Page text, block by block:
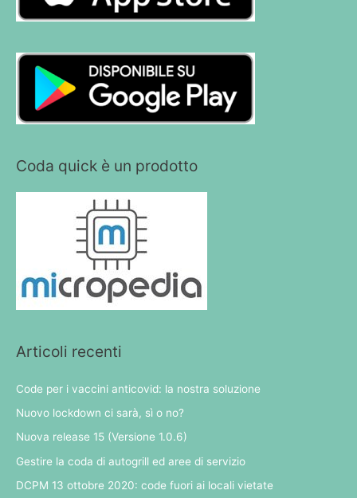
Coda quick è un prodotto
Articoli recenti
Code per i vaccini anticovid: la nostra soluzione
Nuovo lockdown ci sarà, sì o no?
Nuova release 15 (Versione 1.0.6)
Gestire la coda di autogrill ed aree di servizio
DCPM 13 ottobre 2020: code fuori ai locali vietate